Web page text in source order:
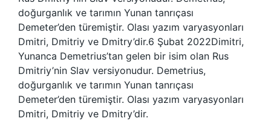
doğurganlık ve tarımın Yunan tanrıçası
Demeter’den türemiştir. Olası yazım varyasyonları
Dmitri, Dmitriy ve Dmitry’dir.6 Şubat 2022Dimitri,
Yunanca Demetrius’tan gelen bir isim olan Rus
Dmitriy’nin Slav versiyonudur. Demetrius,
doğurganlık ve tarımın Yunan tanrıçası
Demeter’den türemiştir. Olası yazım varyasyonları
Dmitri, Dmitriy ve Dmitry’dir.